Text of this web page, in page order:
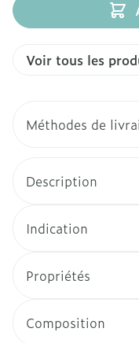
Voir tous les
Méthodes de
Description
Indication
Propriétés
Composition